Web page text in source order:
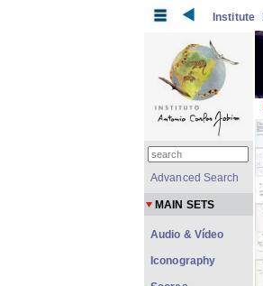
Institute
Advanced Search
MAIN SETS
Audio & Vídeo
Iconography